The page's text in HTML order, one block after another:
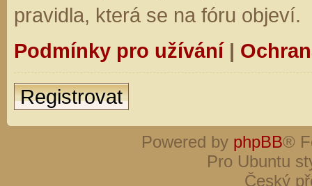
pravidla, která se na fóru objeví.
Podmínky pro užívání|
Registrovat
Powered by phpBB®
Pro Ubuntu
Český